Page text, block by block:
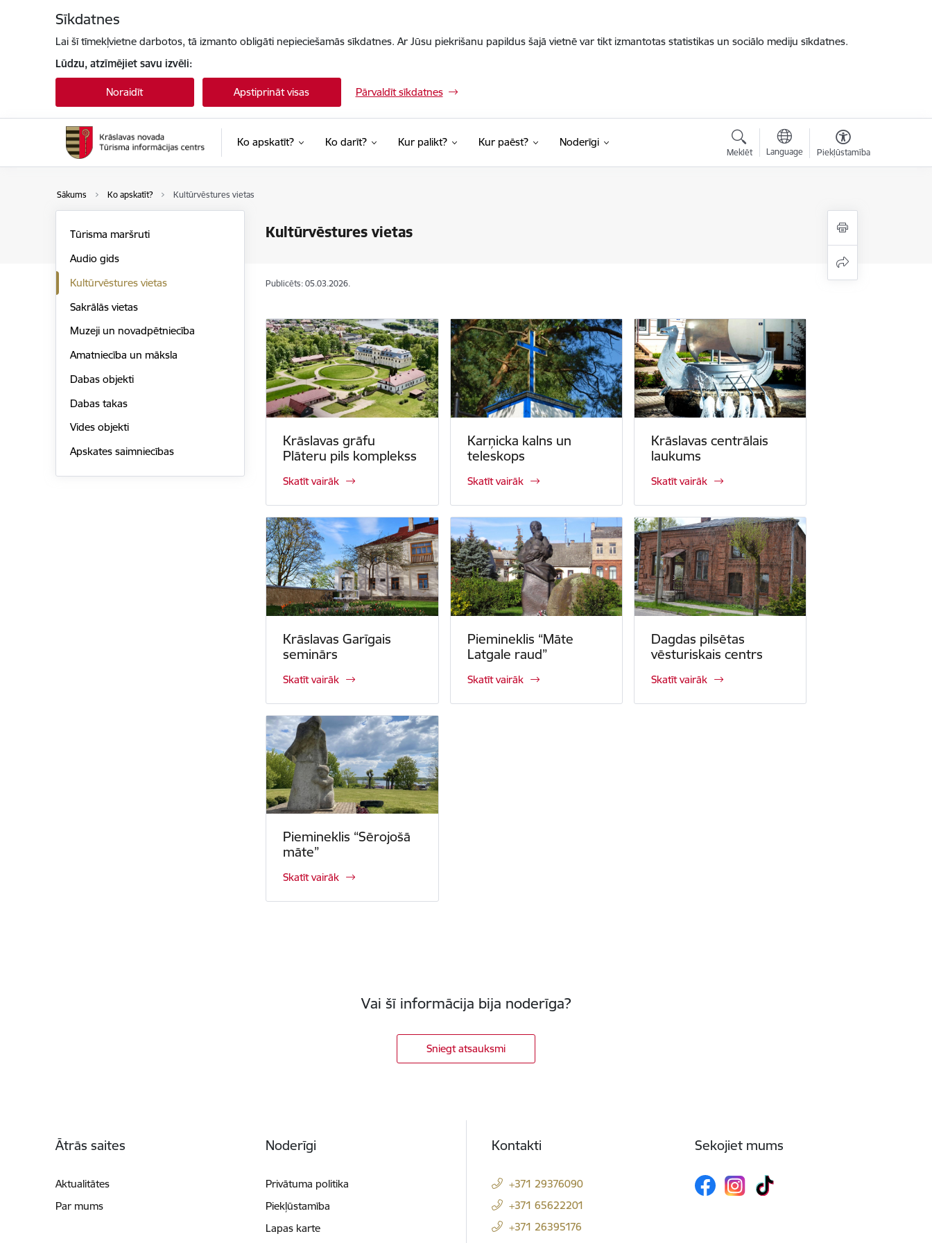
Sīkdatnes
Lai šī tīmekļvietne darbotos, tā izmanto obligāti nepieciešamās sīkdatnes. Ar Jūsu piekrišanu papildus šajā vietnē var tikt izmantotas statistikas un sociālo mediju sīkdatnes.
Lūdzu, atzīmējiet savu izvēli:
Noraidīt Apstiprināt visas Pārvaldīt sīkdatnes
Ko apskatīt? Ko darīt? Kur palikt? Kur paēst? Noderīgi
Meklēt Language Piekļūstamība
Sākums Ko apskatīt? Kultūrvēstures vietas
Kultūrvēstures vietas
Tūrisma maršruti
Audio gids
Kultūrvēstures vietas
Sakrālās vietas
Muzeji un novadpētniecība
Amatniecība un māksla
Dabas objekti
Dabas takas
Vides objekti
Apskates saimniecības
Publicēts: 05.03.2026.
Krāslavas grāfu
Plāteru pils komplekss
Skatīt vairāk
Karņicka kalns un
teleskops
Skatīt vairāk
Krāslavas centrālais
laukums
Skatīt vairāk
Krāslavas Garīgais
seminārs
Skatīt vairāk
Piemineklis “Māte
Latgale raud”
Skatīt vairāk
Dagdas pilsētas
vēsturiskais centrs
Skatīt vairāk
Piemineklis “Sērojošā
māte”
Skatīt vairāk
Vai šī informācija bija noderīga?
Sniegt atsauksmi
Ātrās saites
Aktualitātes
Par mums
Noderīgi
Privātuma politika
Piekļūstamība
Lapas karte
Kontakti
+371 29376090
+371 65622201
+371 26395176
Sekojiet mums